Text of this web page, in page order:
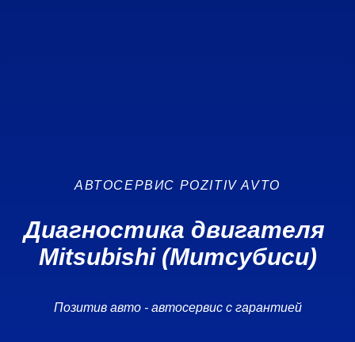
АВТОСЕРВИС POZITIV AVTO
Диагностика двигателя
Mitsubishi (Митсубиси)
Позитив авто - автосервис с гарантией